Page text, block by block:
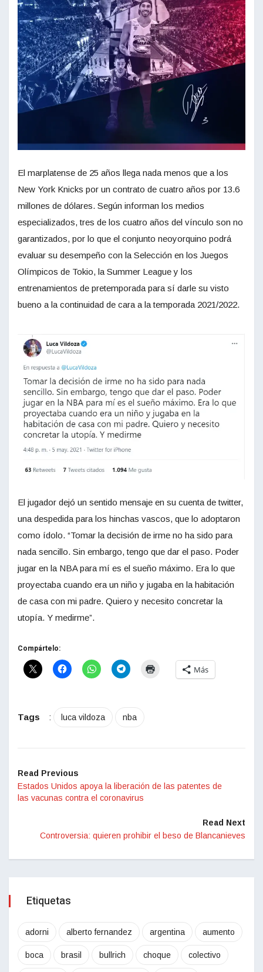
El marplatense de 25 años llega nada menos que a los
New York Knicks por un contrato de cuatro años por 13.6
millones de dólares. Según informan los medios
especializados, tres de los cuatro años del vínculo son no
garantizados, por lo que el conjunto neoyorquino podrá
evaluar su desempeño con la Selección en los Juegos
Olímpicos de Tokio, la Summer League y los
entrenamientos de pretemporada para sí darle su visto
bueno a la continuidad de cara a la temporada 2021/2022.
El jugador dejó un sentido mensaje en su cuenta de twitter,
una despedida para los hinchas vascos, que lo adoptaron
como ídolo. “Tomar la decisión de irme no ha sido para
nada sencillo. Sin embargo, tengo que dar el paso. Poder
jugar en la NBA para mí es el sueño máximo. Era lo que
proyectaba cuando era un niño y jugaba en la habitación
de casa con mi padre. Quiero y necesito concretar la
utopía. Y medirme”.
Compártelo:
Más
Tags : luca vildoza nba
Read Previous
Estados Unidos apoya la liberación de las patentes de
las vacunas contra el coronavirus
Read Next
Controversia: quieren prohibir el beso de Blancanieves
Etiquetas
adorni alberto fernandez argentina aumento
boca brasil bullrich choque colectivo